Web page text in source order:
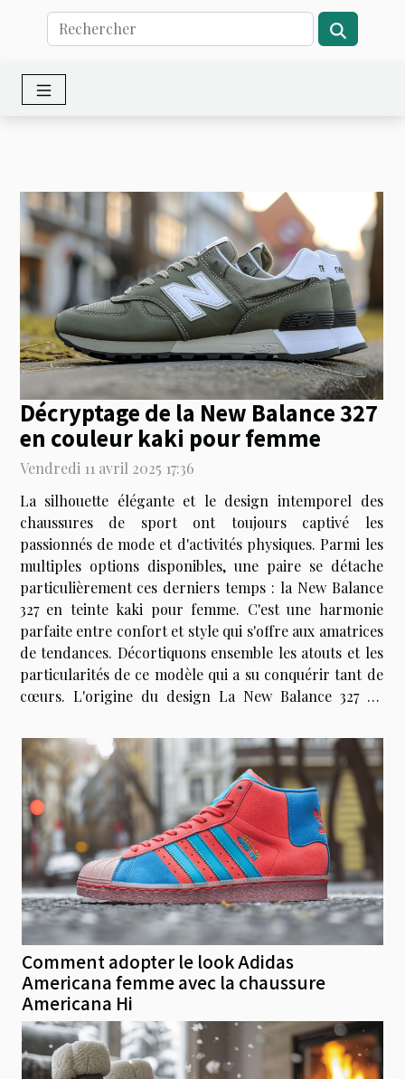
Décryptage de la New Balance 327
en couleur kaki pour femme
Vendredi 11 avril 2025 17:36
La silhouette élégante et le design intemporel des
chaussures de sport ont toujours captivé les
passionnés de mode et d'activités physiques. Parmi les
multiples options disponibles, une paire se détache
particulièrement ces derniers temps : la New Balance
327 en teinte kaki pour femme. C'est une harmonie
parfaite entre confort et style qui s'offre aux amatrices
de tendances. Décortiquons ensemble les atouts et les
particularités de ce modèle qui a su conquérir tant de
cœurs. L'origine du design La New Balance 327 en
riche héritage...
Comment adopter le look Adidas
Americana femme avec la chaussure
Americana Hi